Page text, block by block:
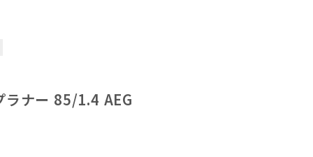
ラナー 85/1.4 AEG